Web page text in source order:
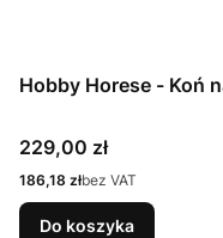
Hobby Horese - Koń
Cena
229,00 zł
Cena
186,18 złbez VAT
Do koszyka